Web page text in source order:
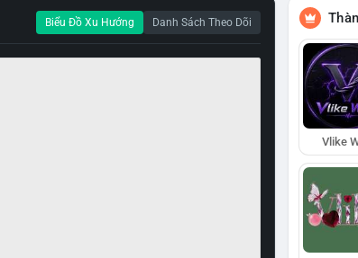
Biểu Đồ Xu Hướng Danh Sách Theo Dõi
Vlike